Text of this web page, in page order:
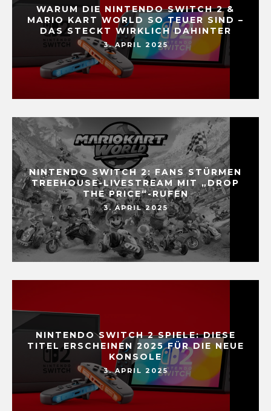
WARUM DIE NINTENDO SWITCH 2 &
MARIO KART WORLD SO TEUER SIND –
DAS STECKT WIRKLICH DAHINTER
3. APRIL 2025
NINTENDO SWITCH 2: FANS STÜRMEN
TREEHOUSE-LIVESTREAM MIT „DROP
THE PRICE“-RUFEN
3. APRIL 2025
NINTENDO SWITCH 2 SPIELE: DIESE
TITEL ERSCHEINEN 2025 FÜR DIE NEUE
KONSOLE
3. APRIL 2025